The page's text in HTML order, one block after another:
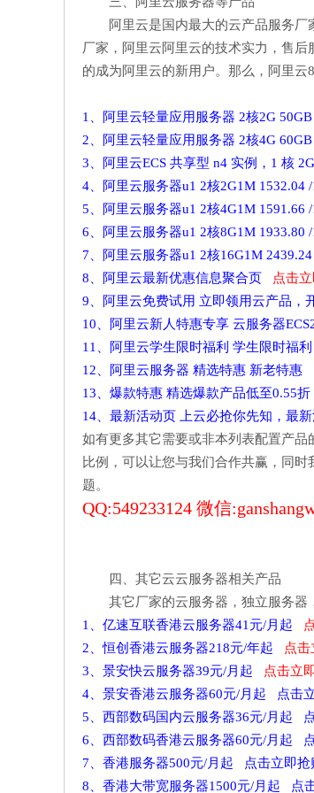
阿里云是国内最大的云产品服务
厂家，阿里云阿里云的技术实力，售
的成为阿里云的新用户。那么，阿里云
1、阿里云轻量应用服务器 2核2G
2、阿里云轻量应用服务器 2核4G
3、阿里云ECS 共享型 n4 实例，1 核
4、阿里云服务器u1 2核2G1M 1532.04
5、阿里云服务器u1 2核4G1M 1591.66
6、阿里云服务器u1 2核8G1M 1933.80
7、阿里云服务器u1 2核16G1M
8、阿里云最新优惠信息聚合页
点击
9、阿里云免费试用 立即领用云产品，
10、阿里云新人特惠专享 云服务器
11、阿里云学生限时福利 学生限时福
12、阿里云服务器 精选特惠 新老特惠
13、爆款特惠 精选爆款产品低至0.55折
14、最新活动页 上云必抢你先知，最
如有更多其它需要或非本列表配置产
比例，可以让您与我们合作共赢，同
题。
QQ:549233124 微信
四、其它云云服务器相关产品
其它厂家的云服务器，独立服务
1、亿速互联香港云服务器41元/月起
2、恒创香港云服务器218元/年起
点击
3、景安快云服务器39元/月起
点击立
4、景安香港云服务器60元/月起 点击
5、西部数码国内云服务器36元/月起
6、西部数码香港云服务器60元/月起
7、香港服务器500元/月起 点击立即抢
8、香港大带宽服务器1500元/月起 点